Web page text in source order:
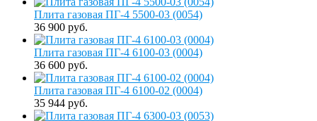
Плита газовая ПГ-4 5500-03 (0054)
36 900 руб.
Плита газовая ПГ-4 6100-03 (0004)
36 600 руб.
Плита газовая ПГ-4 6100-02 (0004)
35 944 руб.